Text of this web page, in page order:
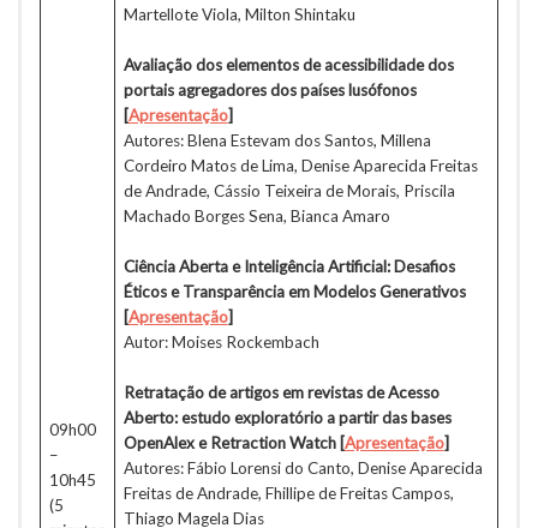
09h00
–
10h45
(5
Martellote Viola, Milton Shintaku
Avaliação dos elementos de acessibilidade dos
portais agregadores dos países lusófonos
[Apresentação]
Autores: Blena Estevam dos Santos, Millena
Cordeiro Matos de Lima, Denise Aparecida Freitas
de Andrade, Cássio Teixeira de Morais, Priscila
Machado Borges Sena, Bianca Amaro
Ciência Aberta e Inteligência Artificial: Desafios
Éticos e Transparência em Modelos Generativos
[Apresentação]
Autor: Moises Rockembach
Retratação de artigos em revistas de Acesso
Aberto: estudo exploratório a partir das bases
OpenAlex e Retraction Watch [Apresentação]
Autores: Fábio Lorensi do Canto, Denise Aparecida
Freitas de Andrade, Fhillipe de Freitas Campos,
Thiago Magela Dias